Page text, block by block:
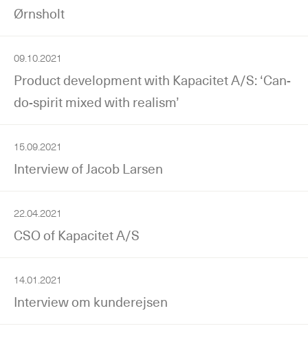
Ørnsholt
09.10.2021
Product development with Kapacitet A/S: ‘Can-
do-spirit mixed with realism’
15.09.2021
Interview of Jacob Larsen
22.04.2021
CSO of Kapacitet A/S
14.01.2021
Interview om kunderejsen